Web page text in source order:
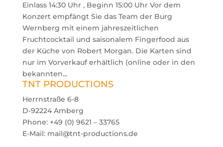
Einlass 14:30 Uhr , Beginn 15:00 Uhr Vor dem
Konzert empfängt Sie das Team der Burg
Wernberg mit einem jahreszeitlichen
Fruchtcocktail und saisonalem Fingerfood aus
der Küche von Robert Morgan. Die Karten sind
nur im Vorverkauf erhältlich (online oder in den
bekannten...
TNT PRODUCTIONS
Herrnstraße 6-8
D-92224 Amberg
Phone: +49 (0) 9621 – 33765
E-Mail: mail@tnt-productions.de